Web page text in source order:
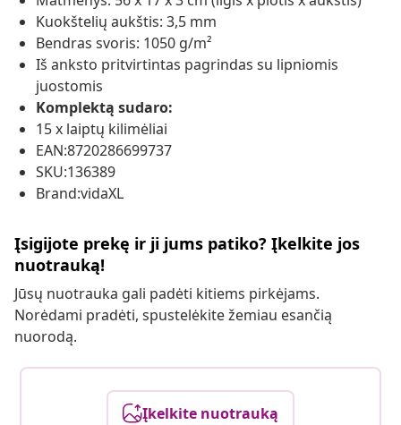
Kuokštelių aukštis: 3,5 mm
Bendras svoris: 1050 g/m²
Iš anksto pritvirtintas pagrindas su lipniomis
juostomis
Komplektą sudaro:
15 x laiptų kilimėliai
EAN:8720286699737
SKU:136389
Brand:vidaXL
Įsigijote prekę ir ji jums patiko? Įkelkite jos
nuotrauką!
Jūsų nuotrauka gali padėti kitiems pirkėjams.
Norėdami pradėti, spustelėkite žemiau esančią
nuorodą.
Įkelkite nuotrauką